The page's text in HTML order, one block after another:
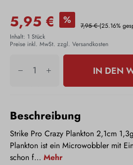
5,95 € % 7,95 €(25.16%
Inhalt: 1 Stück
Preise inkl. MwSt. zzgl. Versandkosten
IN DEN
Beschreibung
Strike Pro Crazy Plankton 2,1cm
Plankton ist ein Microwobbler mit
schon f… Mehr